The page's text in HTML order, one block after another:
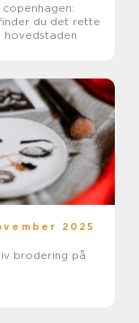
du det rette
hovedstaden
2025
brodering på